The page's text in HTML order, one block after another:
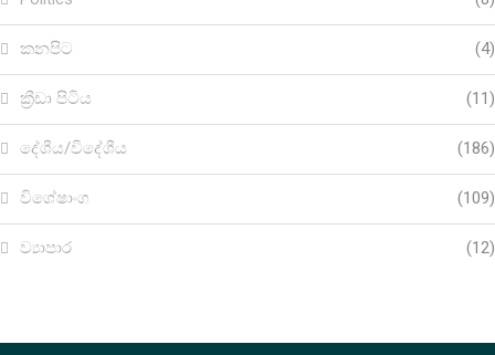
කනපිට (4)
ක්‍රීඩා පිටිය (11)
දේශීය/විදේශීය (186)
විශේෂාංග (109)
ව්‍යාපාර (12)